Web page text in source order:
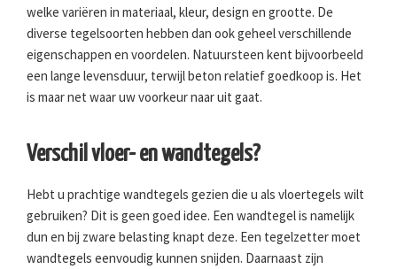
welke variëren in materiaal, kleur, design en grootte. De
diverse tegelsoorten hebben dan ook geheel verschillende
eigenschappen en voordelen. Natuursteen kent bijvoorbeeld
een lange levensduur, terwijl beton relatief goedkoop is. Het
is maar net waar uw voorkeur naar uit gaat.
Verschil vloer- en wandtegels?
Hebt u prachtige wandtegels gezien die u als vloertegels wilt
gebruiken? Dit is geen goed idee. Een wandtegel is namelijk
dun en bij zware belasting knapt deze. Een tegelzetter moet
wandtegels eenvoudig kunnen snijden. Daarnaast zijn